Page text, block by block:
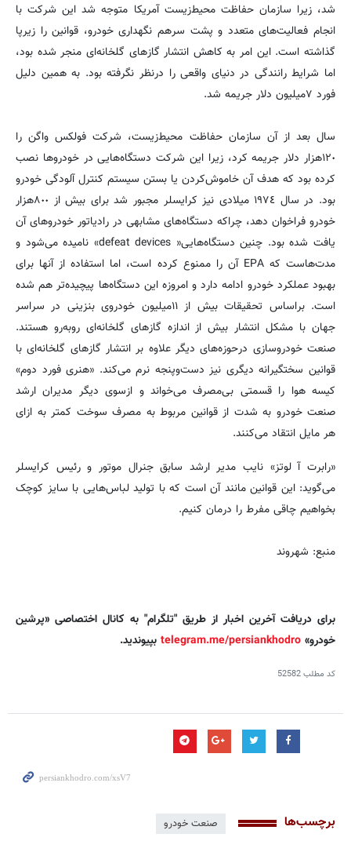
شد، زیرا سازمان حفاظت محیط‌زیست آمریکا متوجه شد این شرکت با
انجام فعالیت‌های متعدد و پشت سرهم نگهداری خودرو، قوانین را زیرپا
گذاشته است. این امر به کاهش انتشار گازهای گلخانه‌ای منجر شده بود،
اما شرایط رانندگی در دنیای واقعی را درنظر نگرفته بود. به همین دلیل
فورد ٧‌میلیون دلار جریمه شد.‌
سال بعد از آن سازمان حفاظت محیط‌زیست، شرکت فولکس واگن را
١٢٠‌هزار دلار جریمه کرد، زیرا این شرکت دستگاه‌هایی در خودروها نصب
کرده بود که هدف آن خاموش‌کردن یا بستن سیستم کنترل آلودگی خودرو
بود. در‌ سال ١٩٧٤ میلادی نیز کرایسلر مجبور شد برای بیش از ٨٠٠هزار
خودرو فراخوان دهد، چراکه دستگاه‌های مشابهی در رادیاتور خودروهای آن
یافت شده بود. چنین دستگاه‌هایی« defeat devices» نامیده می‌شود و
مدت‌هاست که EPA آن را ممنوع کرده است، اما استفاده از آنها برای
بهبود عملکرد خودرو ادامه دارد و امروزه این دستگاه‌ها پیچیده‌تر هم شده
است. براساس تحقیقات بیش از ١١‌میلیون خودروی بنزینی در سراسر
جهان با مشکل انتشار بیش از اندازه گازهای گلخانه‌ای روبه‌رو هستند.
صنعت خودروسازی درحوزه‌های دیگر علاوه بر انتشار گازهای گلخانه‌ای با
قوانین سختگیرانه دیگری نیز دست‌وپنجه نرم می‌کند. «هنری فورد دوم»
کیسه هوا را قسمتی بی‌مصرف می‌خواند و ازسوی دیگر مدیران ارشد
صنعت خودرو به شدت از قوانین مربوط به مصرف سوخت کمتر به ازای
هر مایل انتقاد می‌کنند.
«رابرت آ لوتز» نایب مدیر ارشد سابق جنرال موتور و رئیس کرایسلر
می‌گوید: این قوانین مانند آن است که با تولید لباس‌هایی با سایز کوچک
بخواهیم چاقی مفرط را درمان کنیم.
منبع: شهروند
برای دریافت آخرین اخبار از طریق "تلگرام" به کانال اختصاصی «پرشین
خودرو» telegram.me/persiankhodro بپیوندید.
کد مطلب52582
برچسب‌ها صنعت خودرو